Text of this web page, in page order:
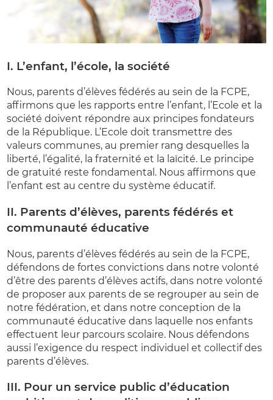
I. L’enfant, l’école, la société
Nous, parents d’élèves fédérés au sein de la FCPE,
affirmons que les rapports entre l’enfant, l’Ecole et la
société doivent répondre aux principes fondateurs
de la République. L’Ecole doit transmettre des
valeurs communes, au premier rang desquelles la
liberté, l’égalité, la fraternité et la laïcité. Le principe
de gratuité reste fondamental. Nous affirmons que
l’enfant est au centre du système éducatif.
II. Parents d’élèves, parents fédérés et
communauté éducative
Nous, parents d’élèves fédérés au sein de la FCPE,
défendons de fortes convictions dans notre volonté
d’être des parents d’élèves actifs, dans notre volonté
de proposer aux parents de se regrouper au sein de
notre fédération, et dans notre conception de la
communauté éducative dans laquelle nos enfants
effectuent leur parcours scolaire. Nous défendons
aussi l’exigence du respect individuel et collectif des
parents d’élèves.
III. Pour un service public d’éducation